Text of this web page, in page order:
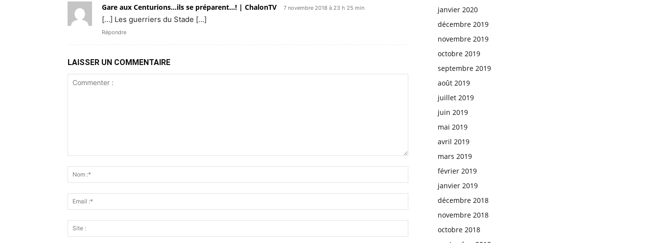
Gare aux Centurions…ils se préparent…! | ChalonTV 7 novembre 2018 à 23 h 25 min
[…] Les guerriers du Stade […]
Répondre
LAISSER UN COMMENTAIRE
janvier 2020
décembre 2019
novembre 2019
octobre 2019
septembre 2019
août 2019
juillet 2019
juin 2019
mai 2019
avril 2019
mars 2019
février 2019
janvier 2019
décembre 2018
novembre 2018
octobre 2018